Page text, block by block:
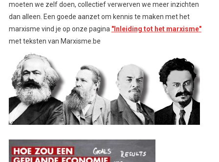
moeten we zelf doen, collectief verwerven we meer inzichten
dan alleen. Een goede aanzet om kennis te maken met het
marxisme vind je op onze pagina "Inleiding tot het marxisme"
met teksten van Marxisme.be